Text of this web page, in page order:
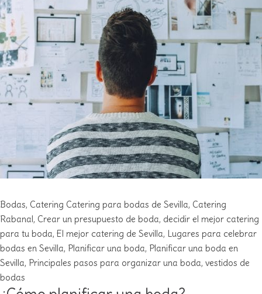
Bodas, Catering Catering para bodas de Sevilla, Catering
Rabanal, Crear un presupuesto de boda, decidir el mejor catering
para tu boda, El mejor catering de Sevilla, Lugares para celebrar
bodas en Sevilla, Planificar una boda, Planificar una boda en
Sevilla, Principales pasos para organizar una boda, vestidos de
bodas